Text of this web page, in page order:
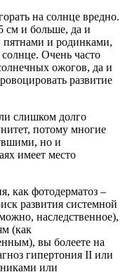
на солнце вредно.
см и больше, да и
и родинками,
Очень часто
ожогов, да и
развитие
слишком долго
потому многие
но и
имеет место
как фотодерматоз –
развития системной
наследственное),
(как
вы болеете на
гипертония II или
или